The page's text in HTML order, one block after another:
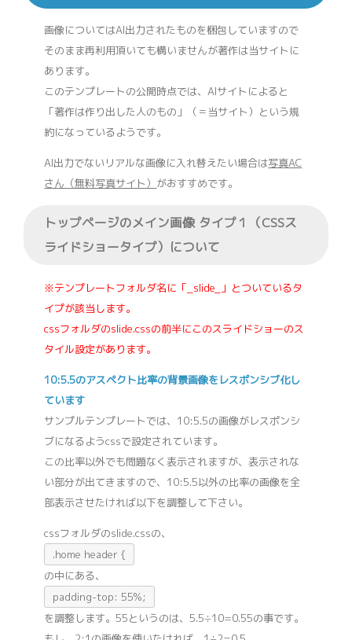
画像についてはAI出力されたものを梱包していますので
そのまま再利用頂いても構いませんが著作は当サイトに
あります。
このテンプレートの公開時点では、AIサイトによると
「著作は作り出した人のもの」（＝当サイト）という規
約になっているようです。
AI出力でないリアルな画像に入れ替えたい場合は写真AC
さん（無料写真サイト） がおすすめです。
トップページのメイン画像 タイプ１（CSSス
ライドショータイプ）について
※テンプレートフォルダ名に「_slide_」とついているタ
イプが該当します。
cssフォルダのslide.cssの前半にこのスライドショーのス
タイル設定があります。
10:5.5のアスペクト比率の背景画像をレスポンシブ化し
ています
サンプルテンプレートでは、10:5.5の画像がレスポンシ
ブになるようcssで設定されています。
この比率以外でも問題なく表示されますが、表示されな
い部分が出てきますので、10:5.5以外の比率の画像を全
部表示させたければ以下を調整して下さい。
cssフォルダのslide.cssの、
.home header {
の中にある、
padding-top: 55%;
を調整します。55というのは、5.5÷10=0.55の事です。